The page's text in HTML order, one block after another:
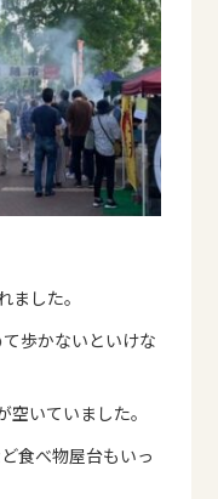
した。
歩かないといけな
いていました。
食べ物屋台もいっ